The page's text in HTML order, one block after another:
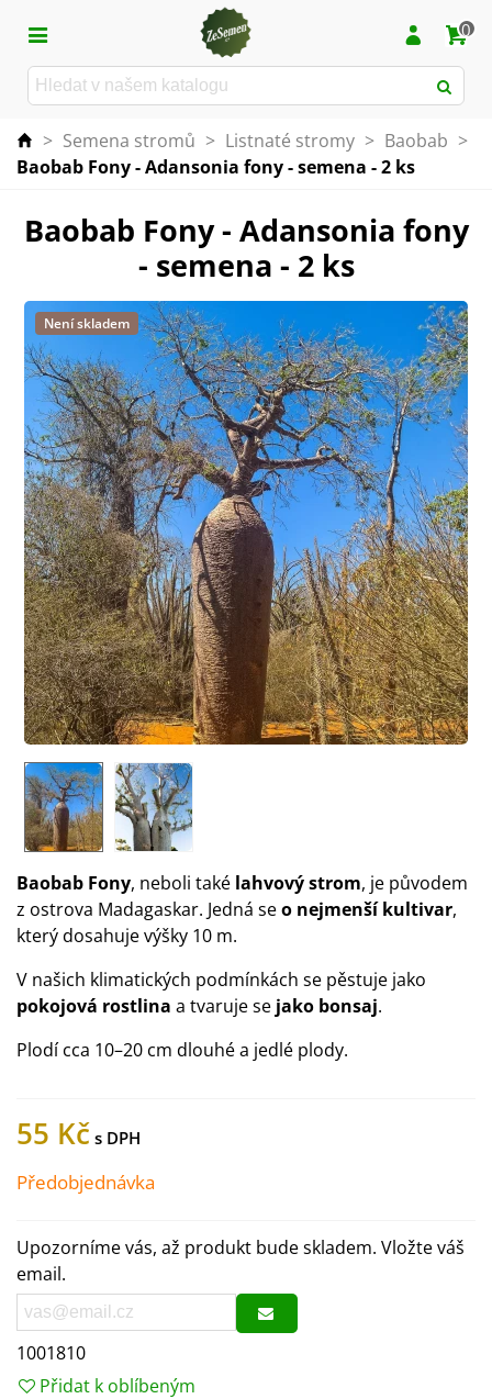
0
> Semena stromů > Listnaté stromy > Baobab >
Baobab Fony - Adansonia fony - semena - 2 ks
Baobab Fony - Adansonia fony
- semena - 2 ks
Není skladem
Baobab Fony, neboli také lahvový strom, je původem
z ostrova Madagaskar. Jedná seo nejmenší kultivar,
který dosahuje výšky 10 m.
V našich klimatických podmínkách se pěstuje jako
pokojová rostlina a tvaruje se jako bonsaj.
Plodí cca 10–20 cm dlouhé a jedlé plody.
55 Kč
Předobjednávka
Upozorníme vás, až produkt bude skladem. Vložte váš
email.
1001810
Přidat k oblíbeným